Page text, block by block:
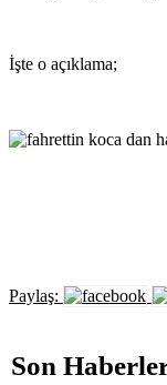
İşte o açıklama;
Paylaş:
Son